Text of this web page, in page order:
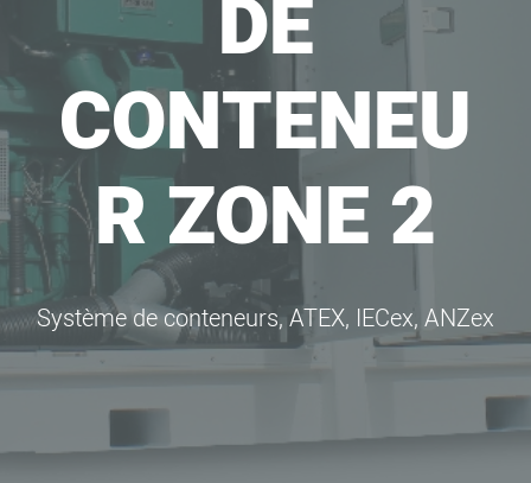
DE
CONTENEU
R ZONE 2
Système de conteneurs, ATEX, IECex, ANZex